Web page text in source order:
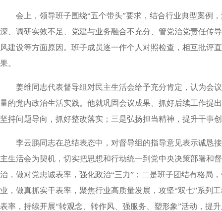
会上，领导班子围绕“五个带头”要求，结合行业典型案例
深、调研实效不足、党建与业务融合不充分、管党治党责任传
风建设等方面原因。班子成员逐一作个人对照检查，相互批评
果。
姜维同志代表督导组对民主生活会给予充分肯定，认为会
量的党内政治生活实践。他就巩固会议成果、抓好后续工作提
坚持问题导向，抓好整改落实；三是弘扬担当精神，提升干事
李云鹏同志在总结表态中，对督导组的指导意见表示诚恳
主生活会为契机，切实把思想和行动统一到党中央决策部署和
治，做对党忠诚表率，强化政治“三力”；二是班子团结有格局
业，做真抓实干表率，聚焦行业高质量发展，攻坚“双七”系列
表率，持续开展“转观念、转作风、强服务、塑形象”活动，提